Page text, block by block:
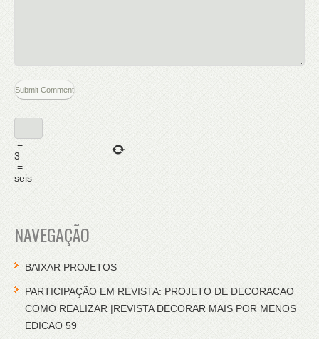
−
3
=
seis
NAVEGAÇÃO
BAIXAR PROJETOS
PARTICIPAÇÃO EM REVISTA: PROJETO DE DECORACAO
COMO REALIZAR |REVISTA DECORAR MAIS POR MENOS
EDICAO 59